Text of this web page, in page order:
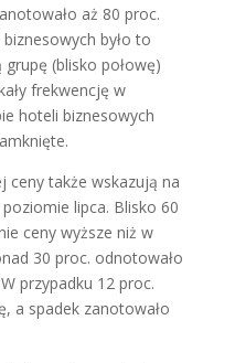
aż 80 proc.
było to
(blisko połowę)
frekwencję w
hoteli biznesowych
ceny także wskazują na
lipca. Blisko 60
ceny wyższe niż w
30 proc. odnotowało
przypadku 12 proc.
a spadek zanotowało